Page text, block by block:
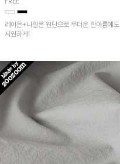
FREE
레이온+나일론 원단으로 무더운 한여름에도
시원하게!